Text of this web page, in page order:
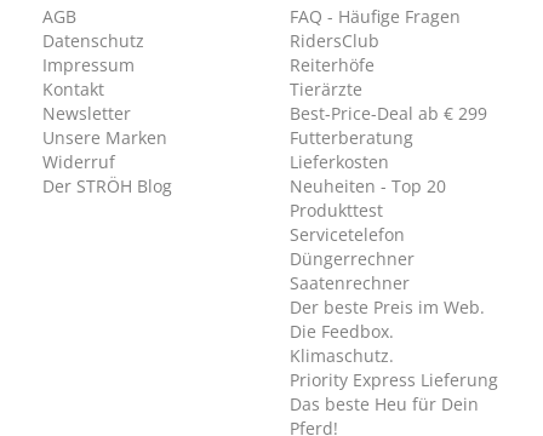
AGB
Datenschutz
Impressum
Kontakt
Newsletter
Unsere Marken
Widerruf
Der STRÖH Blog
FAQ - Häufige Fragen
RidersClub
Reiterhöfe
Tierärzte
Best-Price-Deal ab € 299
Futterberatung
Lieferkosten
Neuheiten - Top 20
Produkttest
Servicetelefon
Düngerrechner
Saatenrechner
Der beste Preis im Web.
Die Feedbox.
Klimaschutz.
Priority Express Lieferung
Das beste Heu für Dein
Pferd!